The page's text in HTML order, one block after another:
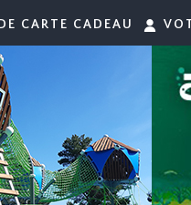
CARTE CADEAU